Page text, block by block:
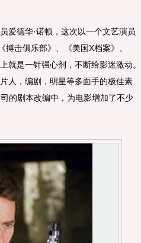
德华·诺顿，这次以一个文艺演员
搏击俱乐部》、《美国X档案》、
就是一针强心剂，不断给影迷激动。
人，编剧，明星等多面手的极佳素
的剧本改编中，为电影增加了不少